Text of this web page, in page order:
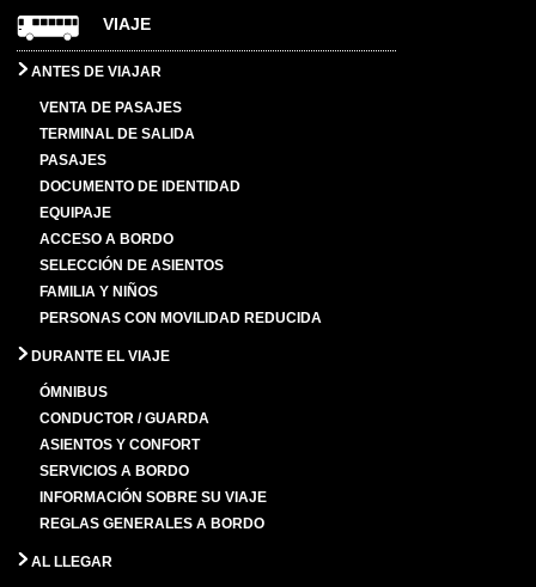
VIAJE
ANTES DE VIAJAR
VENTA DE PASAJES
TERMINAL DE SALIDA
PASAJES
DOCUMENTO DE IDENTIDAD
EQUIPAJE
ACCESO A BORDO
SELECCIÓN DE ASIENTOS
FAMILIA Y NIÑOS
PERSONAS CON MOVILIDAD REDUCIDA
DURANTE EL VIAJE
ÓMNIBUS
CONDUCTOR / GUARDA
ASIENTOS Y CONFORT
SERVICIOS A BORDO
INFORMACIÓN SOBRE SU VIAJE
REGLAS GENERALES A BORDO
AL LLEGAR